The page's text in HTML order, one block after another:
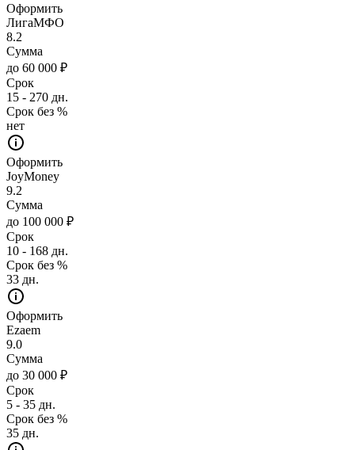
Оформить
ЛигаМФО
8.2
Сумма
до 60 000 ₽
Срок
15 - 270 дн.
Срок без %
нет
Оформить
JoyMoney
9.2
Сумма
до 100 000 ₽
Срок
10 - 168 дн.
Срок без %
33 дн.
Оформить
Ezaem
9.0
Сумма
до 30 000 ₽
Срок
5 - 35 дн.
Срок без %
35 дн.